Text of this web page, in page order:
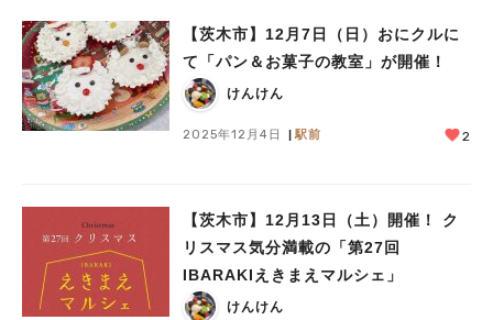
【茨木市】12月7日（日）おにクルに
て「パン＆お菓子の教室」が開催！
けんけん
2025年12月4日 駅前 2
【茨木市】12月13日（土）開催！ ク
リスマス気分満載の「第27回
IBARAKIえきまえマルシェ」
けんけん